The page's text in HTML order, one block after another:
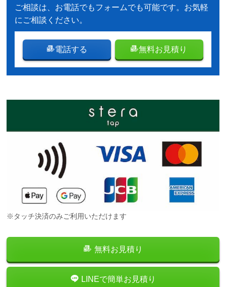
ご相談は、お電話でもフォームでも可能です。お気軽
にご相談ください。
電話する 無料お見積り
※タッチ決済のみご利用いただけます
無料お見積り
LINEで簡単お見積り